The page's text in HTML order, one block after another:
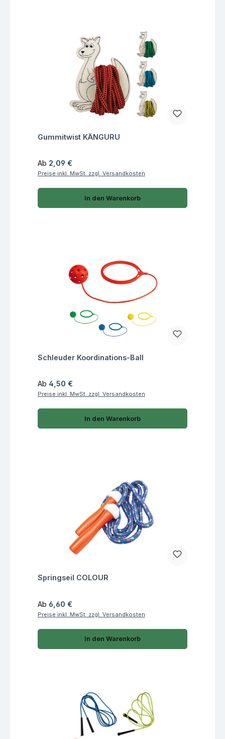
Fragen zum Artikel
Gummitwist KÄNGURU
Regulärer Preis:
Ab 2,09 €
Preise inkl. MwSt. zzgl. Versandkosten
In den Warenkorb
Fragen zum Artikel
Schleuder Koordinations-Ball
Regulärer Preis:
Ab 4,50 €
Preise inkl. MwSt. zzgl. Versandkosten
In den Warenkorb
Fragen zum Artikel
Springseil COLOUR
Regulärer Preis:
Ab 6,60 €
Preise inkl. MwSt. zzgl. Versandkosten
In den Warenkorb